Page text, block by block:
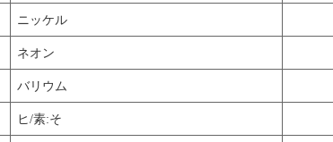
ニッケル
ネオン
バリウム
ヒ/素:そ